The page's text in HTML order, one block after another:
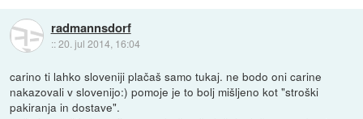
radmannsdorf
::20. jul 2014, 16:04
carino ti lahko sloveniji plačaš samo tukaj. ne bodo oni carine
nakazovali v slovenijo:) pomoje je to bolj mišljeno kot "stroški
pakiranja in dostave".